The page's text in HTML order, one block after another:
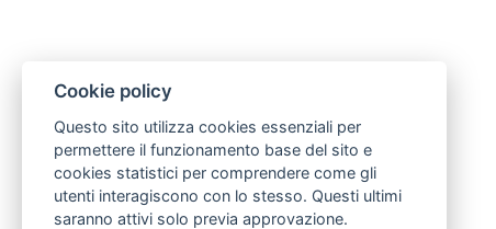
Cookie policy
Questo sito utilizza cookies essenziali per
permettere il funzionamento base del sito e
cookies statistici per comprendere come gli
utenti interagiscono con lo stesso. Questi ultimi
saranno attivi solo previa approvazione.